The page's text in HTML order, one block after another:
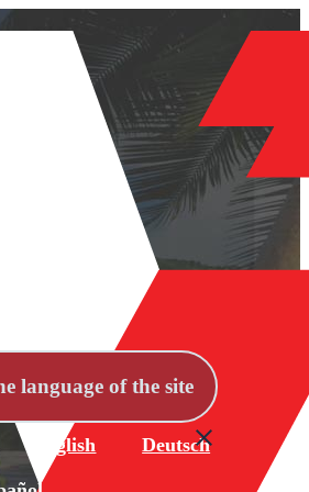
language of the site
English Deutsch